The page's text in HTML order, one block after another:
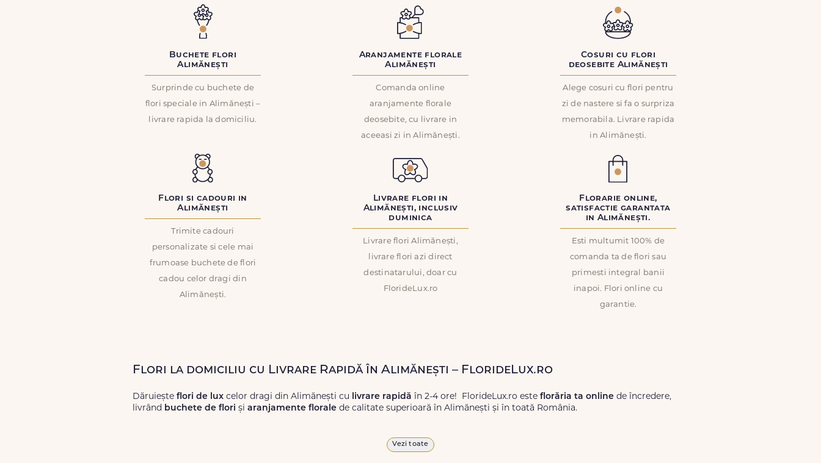
Buchete flori
Alimănești
Surprinde cu buchete de
flori speciale in Alimănești –
livrare rapida la domiciliu.
Aranjamente florale
Alimănești
Comanda online
aranjamente florale
deosebite, cu livrare in
aceeasi zi in Alimănești.
Cosuri cu flori
deosebite Alimănești
Alege cosuri cu flori pentru
zi de nastere si fa o surpriza
memorabila. Livrare rapida
in Alimănești.
Flori si cadouri in
Alimănești
Trimite cadouri
personalizate si cele mai
frumoase buchete de flori
cadou celor dragi din
Alimănești.
Livrare flori in
Alimănești, inclusiv
duminica
Livrare flori Alimănești,
livrare flori azi direct
destinatarului, doar cu
FlorideLux.ro
Florarie online,
satisfactie garantata
in Alimănești.
Esti multumit 100% de
comanda ta de flori sau
primesti integral banii
inapoi. Flori online cu
garantie.
Flori la domiciliu cu Livrare Rapidă în Alimănești – FlorideLux.ro
Dăruiește flori de lux celor dragi din Alimănești cu livrare rapidă în 2-4 ore! FlorideLux.ro este florăria ta online de încredere,
livrând buchete de flori și aranjamente florale de calitate superioară în Alimănești și în toată România.
Vezi toate